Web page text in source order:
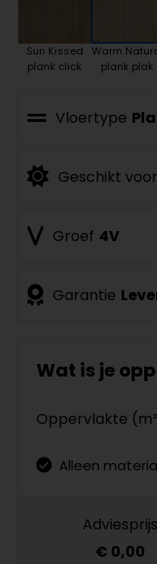
Sun Kissed
plank click
Warm
plank plak
Vloertype
Geschikt voor
Groef 4V
Garantie
Wat is je
Oppervlakte
Alleen
Adviesprijs
€ 0,00